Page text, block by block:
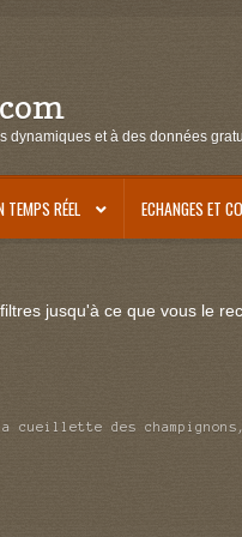
et à des données
TEMPS RÉEL ECHANGES ET
jusqu'à ce que vous le
cueillette des